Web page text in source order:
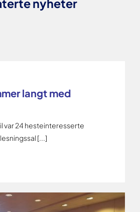
nyheter
langt med
var 24 hesteinteresserte
[...]